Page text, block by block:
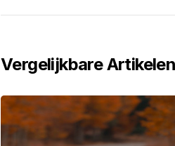
Vergelijkbare Artikelen